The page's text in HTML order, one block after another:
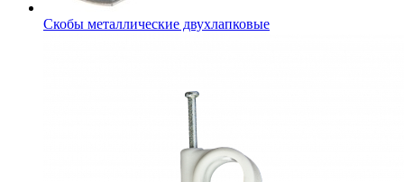
Скобы металлические двухлапковые